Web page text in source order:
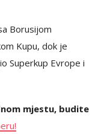
Borusijom
Kupu, dok je
Superkup Evrope i
mjestu, budite